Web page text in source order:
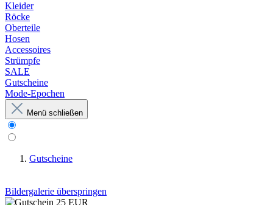
Kleider
Röcke
Oberteile
Hosen
Accessoires
Strümpfe
SALE
Gutscheine
Mode-Epochen
Menü schließen
Gutscheine
Bildergalerie überspringen